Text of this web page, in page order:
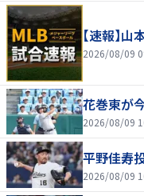
【速報】
2026/08/09
花巻東が
2026/08/09
平野佳寿
2026/08/09